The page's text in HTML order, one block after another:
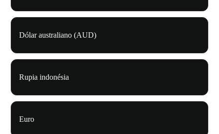
Dólar australiano (AUD)
Rupia indonésia
Euro